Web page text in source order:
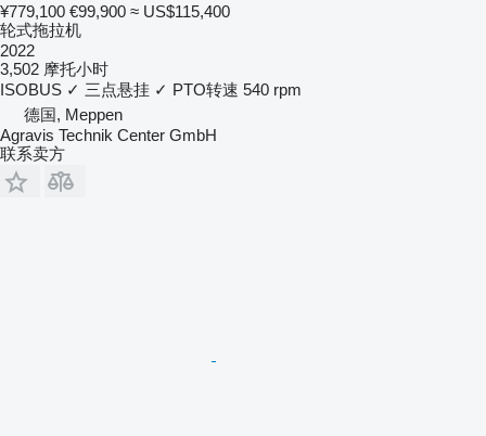
¥779,100 €99,900 ≈ US$115,400
轮式拖拉机
2022
3,502 摩托小时
ISOBUS ✓ 三点悬挂 ✓ PTO转速 540 rpm
德国, Meppen
Agravis Technik Center GmbH
联系卖方